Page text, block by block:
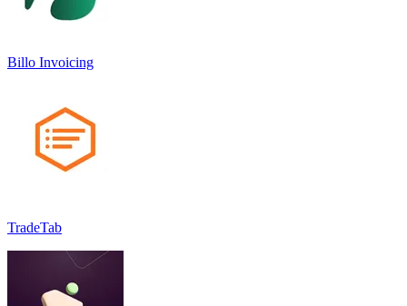
Billo Invoicing
TradeTab